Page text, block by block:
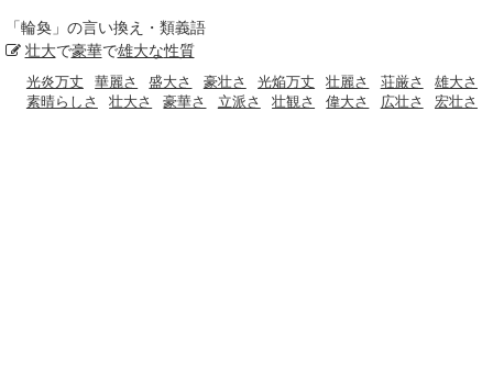
「輪奐 」の言い換え・類義語
壮大で豪華で雄大な性質
光炎万丈 華麗さ 盛大さ 豪壮さ 光焔万丈 壮麗さ 荘厳さ
雄大さ
素晴らしさ
壮大さ 豪華さ 立派さ 壮観さ 偉大さ 広壮さ 宏壮さ